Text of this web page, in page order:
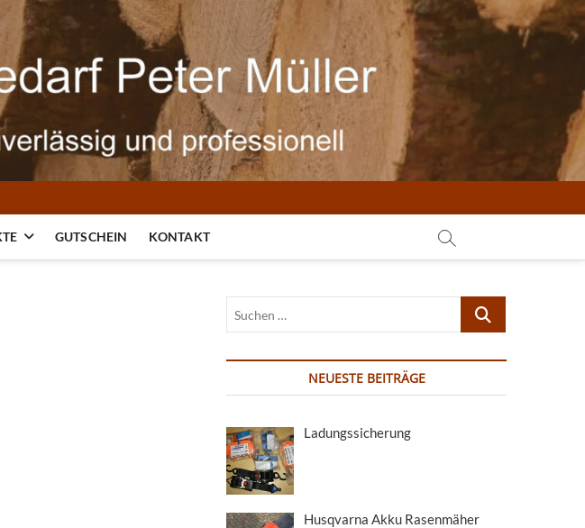
GUTSCHEIN KONTAKT
Suchen
NEUESTE BEITRÄGE
Ladungssicherung
Husqvarna Akku Rasenmäher